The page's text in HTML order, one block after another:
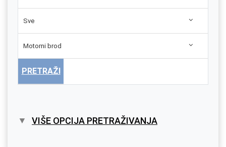
Sve
Motorni brod
PRETRAŽI
VIŠE OPCIJA PRETRAŽIVANJA